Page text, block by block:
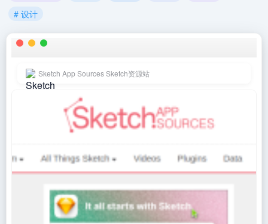
# 设计
Sketch App Sources Sketch资源站